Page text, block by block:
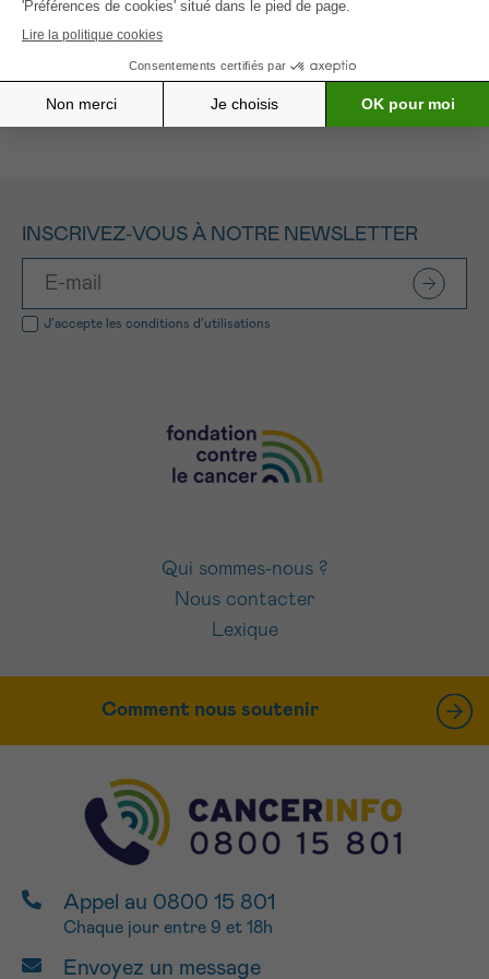
INSCRIVEZ-VOUS À NOTRE NEWSLETTER
J’accepte les conditions d’utilisations
Qui sommes-nous ?
Nous contacter
Lexique
Comment nous soutenir
Appel au 0800 15 801
Chaque jour entre 9 et 18h
Envoyez un message